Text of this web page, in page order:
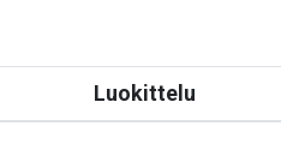
Luokittelu